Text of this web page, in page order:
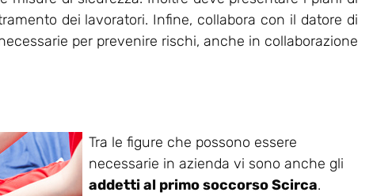
dei lavoratori. Infine, collabora con il datore di
per prevenire rischi, anche in collaborazione
Tra le figure che possono essere
necessarie in azienda vi sono anche gli
addetti al primo soccorso Scirca.